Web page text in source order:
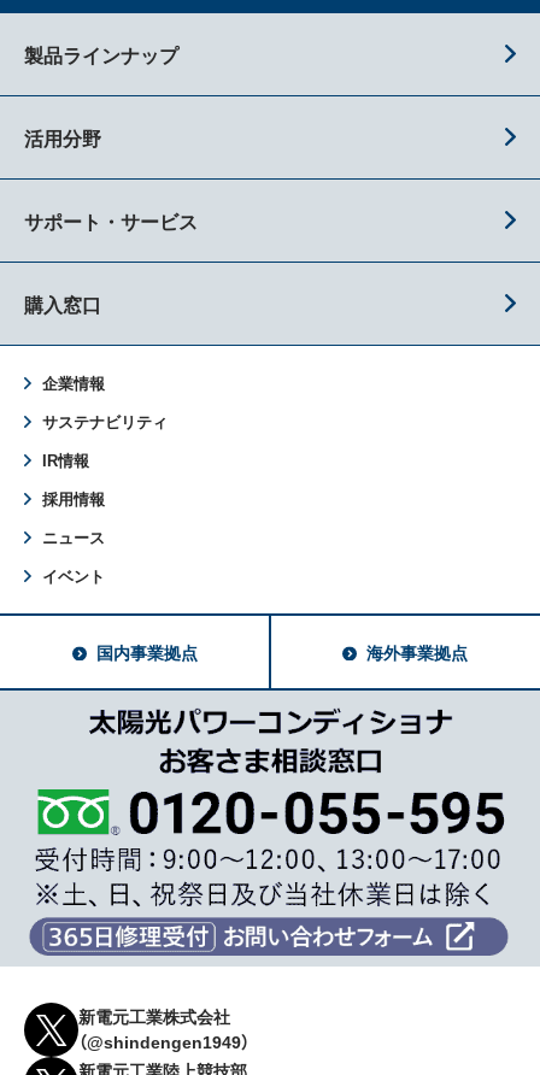
製品ラインナップ
活用分野
サポート・サービス
購入窓口
企業情報
サステナビリティ
IR情報
採用情報
ニュース
イベント
国内事業拠点 海外事業拠点
新電元工業株式会社
（@shindengen1949）